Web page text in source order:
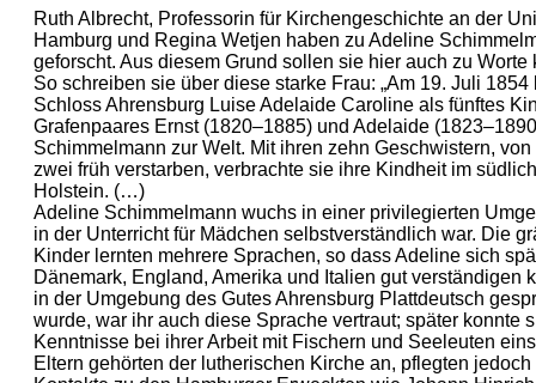
Ruth Albrecht, Professorin für Kirchengeschichte an der
Hamburg und Regina Wetjen haben zu Adeline
geforscht. Aus diesem Grund sollen sie hier auch zu Worte
So schreiben sie über diese starke Frau: „Am 19. Juli 1854
Schloss Ahrensburg Luise Adelaide Caroline als fünftes
Grafenpaares Ernst (1820–1885) und Adelaide
Schimmelmann zur Welt. Mit ihren zehn Geschwistern,
zwei früh verstarben, verbrachte sie ihre Kindheit im
Holstein. (…)
Adeline Schimmelmann wuchs in einer privilegierten
in der Unterricht für Mädchen selbstverständlich war. Die
Kinder lernten mehrere Sprachen, so dass Adeline sich
Dänemark, England, Amerika und Italien gut verständigen
in der Umgebung des Gutes Ahrensburg Plattdeutsch
wurde, war ihr auch diese Sprache vertraut; später konnte
Kenntnisse bei ihrer Arbeit mit Fischern und Seeleuten
Eltern gehörten der lutherischen Kirche an, pflegten jedoch